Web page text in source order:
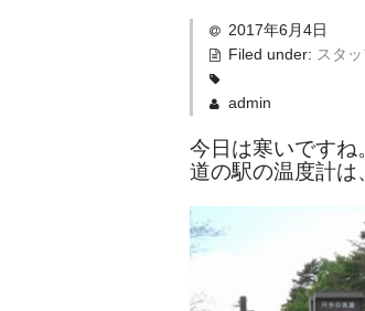
2017年6月4日
Filed under: スタ
admin
今日は寒いです
道の駅の温度計は